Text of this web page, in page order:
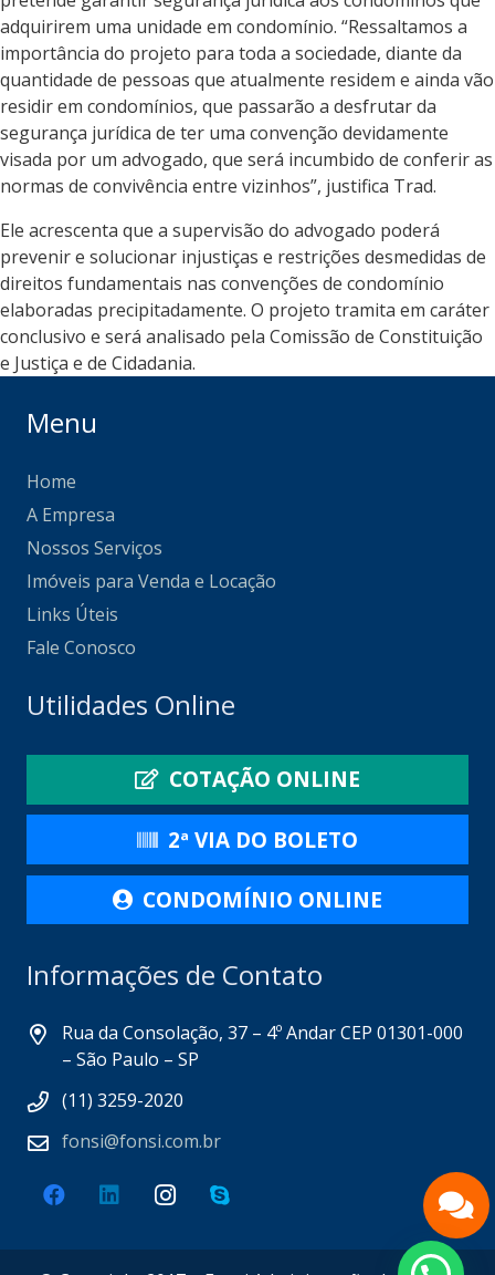
adquirirem uma unidade em condomínio. “Ressaltamos a
importância do projeto para toda a sociedade, diante da
quantidade de pessoas que atualmente residem e ainda vão
residir em condomínios, que passarão a desfrutar da
segurança jurídica de ter uma convenção devidamente
visada por um advogado, que será incumbido de conferir as
normas de convivência entre vizinhos”, justifica Trad.
Ele acrescenta que a supervisão do advogado poderá
prevenir e solucionar injustiças e restrições desmedidas de
direitos fundamentais nas convenções de condomínio
elaboradas precipitadamente. O projeto tramita em caráter
conclusivo e será analisado pela Comissão de Constituição
e Justiça e de Cidadania.
Menu
Home
A Empresa
Nossos Serviços
Imóveis para Venda e Locação
Links Úteis
Fale Conosco
Utilidades Online
COTAÇÃO ONLINE
2ª VIA DO BOLETO
CONDOMÍNIO ONLINE
Informações de Contato
Rua da Consolação, 37 – 4º Andar CEP 01301-000
– São Paulo – SP
(11) 3259-2020
fonsi@fonsi.com.br